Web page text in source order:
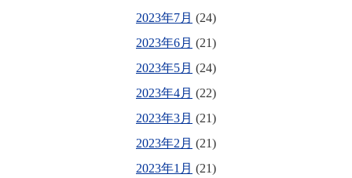
2023年7月 (24)
2023年6月 (21)
2023年5月 (24)
2023年4月 (22)
2023年3月 (21)
2023年2月 (21)
2023年1月 (21)